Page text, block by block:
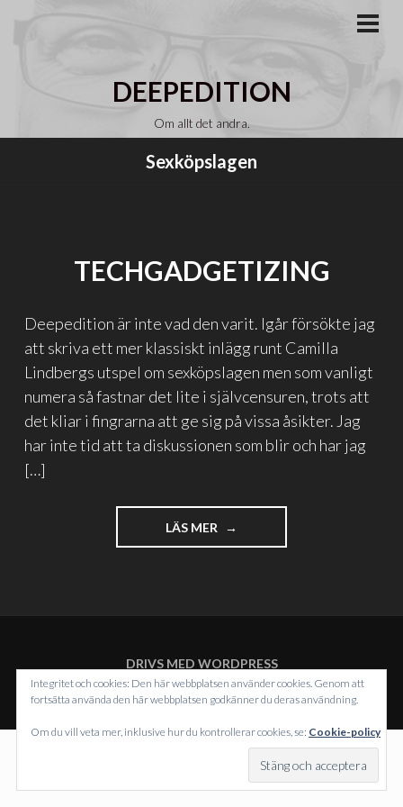
DEEPEDITION
Om allt det andra.
Sexköpslagen
TECHGADGETIZING
Deepedition är inte vad den varit. Igår försökte jag
att skriva ett mer klassiskt inlägg runt Camilla
Lindbergs utspel om sexköpslagen men som vanligt
numera så fastnar det lite i självcensuren, trots att
det kliar i fingrarna att ge sig på vissa åsikter. Jag
har inte tid att ta diskussionen som blir och har jag
[…]
LÄS MER "TECHGADGETIZING"
DRIVS MED WORDPRESS
TEMA: INTERGALACTIC AVWORDPRESS.COM.
Integritet och cookies: Den här webbplatsen använder cookies. Genom att
fortsätta använda den här webbplatsen godkänner du deras användning.
Om du vill veta mer, inklusive hur du kontrollerar cookies, se: Cookie-policy